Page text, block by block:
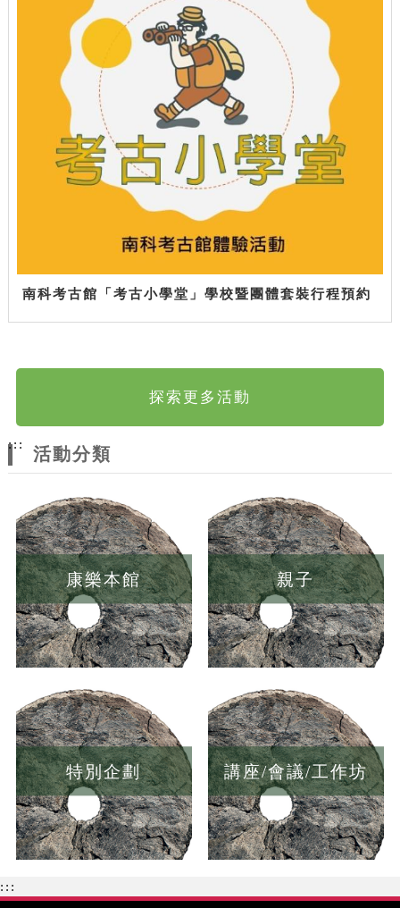
南科考古館「考古小學堂」學校暨團體套裝行程預約
探索更多活動
:::
活動分類
康樂本館 親子
特別企劃 講座/會議/工作坊
:::